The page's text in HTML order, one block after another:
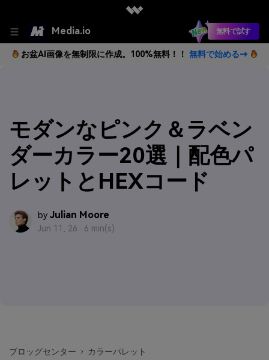
Media.io 無料で試す
お盆AI画像を無制限に作成。100%無料！！ 無料で始める→
モダンなピンク＆ラベン
ダーカラー20選｜配色パ
レットとHEXコード
by Julian Moore
Jun 11, 26 · 6 min(s)
ブロッグセンター
カラーパレット